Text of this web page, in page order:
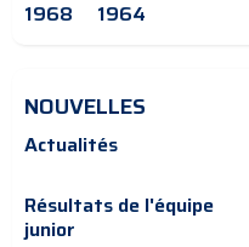
1968
1964
NOUVELLES
Actualités
Résultats de l'équipe
junior